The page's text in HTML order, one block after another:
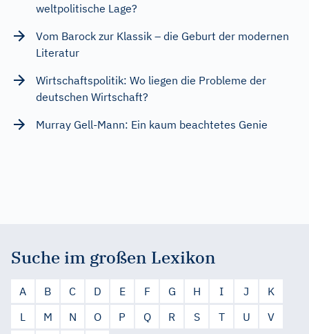
weltpolitische Lage?
Vom Barock zur Klassik – die Geburt der modernen
Literatur
Wirtschaftspolitik: Wo liegen die Probleme der
deutschen Wirtschaft?
Murray Gell-Mann: Ein kaum beachtetes Genie
Suche im großen Lexikon
A B C D E F G H I J
K
L
M N O P Q R S T U
V